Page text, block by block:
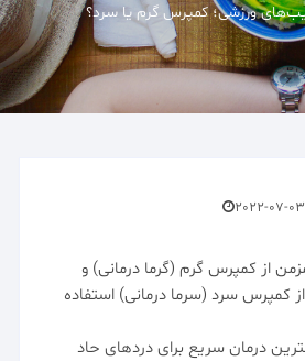
ورزشی؛ کمپرس گرم یا سرد؟
2022-07-03
از کمپرس گرم (گرما درمانی) و
کمپرس سرد (سرما درمانی) استفاده
درمان سریع برای دردهای حاد